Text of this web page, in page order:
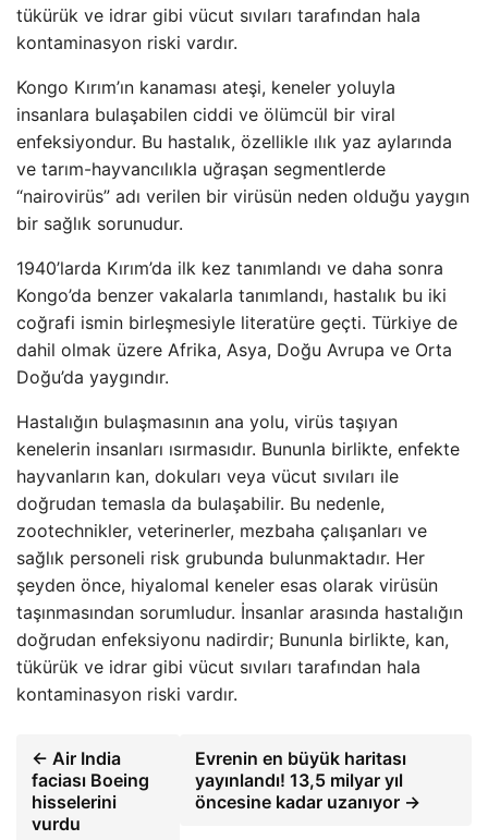
tükürük ve idrar gibi vücut sıvıları tarafından hala
kontaminasyon riski vardır.
Kongo Kırım’ın kanaması ateşi, keneler yoluyla
insanlara bulaşabilen ciddi ve ölümcül bir viral
enfeksiyondur. Bu hastalık, özellikle ılık yaz aylarında
ve tarım-hayvancılıkla uğraşan segmentlerde
“nairovirüs” adı verilen bir virüsün neden olduğu yaygın
bir sağlık sorunudur.
1940’larda Kırım’da ilk kez tanımlandı ve daha sonra
Kongo’da benzer vakalarla tanımlandı, hastalık bu iki
coğrafi ismin birleşmesiyle literatüre geçti. Türkiye de
dahil olmak üzere Afrika, Asya, Doğu Avrupa ve Orta
Doğu’da yaygındır.
Hastalığın bulaşmasının ana yolu, virüs taşıyan
kenelerin insanları ısırmasıdır. Bununla birlikte, enfekte
hayvanların kan, dokuları veya vücut sıvıları ile
doğrudan temasla da bulaşabilir. Bu nedenle,
zootechnikler, veterinerler, mezbaha çalışanları ve
sağlık personeli risk grubunda bulunmaktadır. Her
şeyden önce, hiyalomal keneler esas olarak virüsün
taşınmasından sorumludur. İnsanlar arasında hastalığın
doğrudan enfeksiyonu nadirdir; Bununla birlikte, kan,
tükürük ve idrar gibi vücut sıvıları tarafından hala
kontaminasyon riski vardır.
← Air India
faciası Boeing
hisselerini
vurdu
Evrenin en büyük haritası
yayınlandı! 13,5 milyar yıl
öncesine kadar uzanıyor →